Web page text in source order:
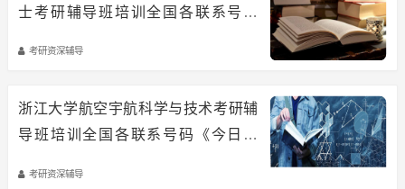
士考研辅导班培训全国各联系号码
考研资深辅导
浙江大学航空宇航科学与技术考研辅
导班培训全国各联系号码《今日汇
考研资深辅导